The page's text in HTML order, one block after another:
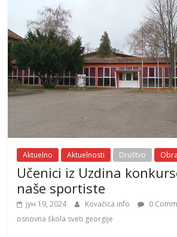
Aktuelno Aktuelnosti Društvo
Učenici iz Uzdina
naše sportiste
јун 19, 2024 Kovačica info 0
osnovna škola sveti georgije